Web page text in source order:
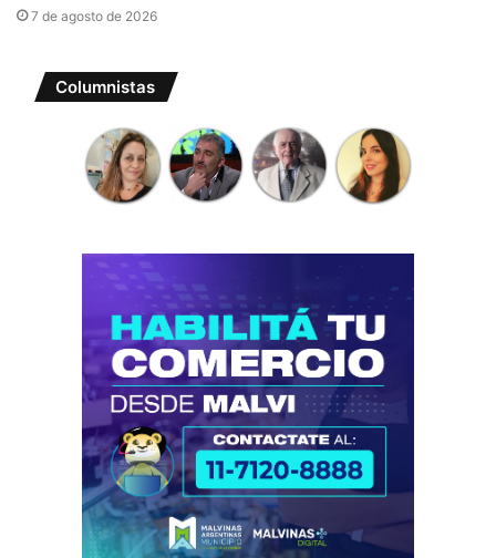
7 de agosto de 2026
Columnistas